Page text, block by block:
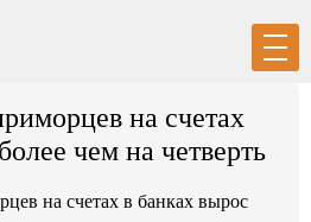
на счетах
чем на четверть